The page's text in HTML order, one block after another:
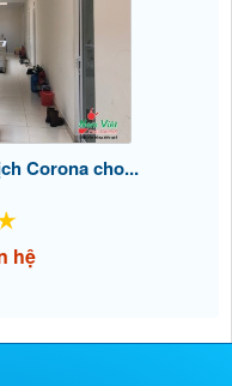
Corona cho...
hệ